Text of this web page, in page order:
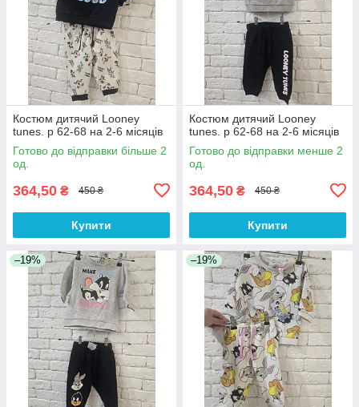
Костюм дитячий Looney
tunes. р 62-68 на 2-6 місяців
Готово до відправки більше 2
од.
364,50 ₴ 450 ₴
Купити
Костюм дитячий Looney
tunes. р 62-68 на 2-6 місяців
Готово до відправки менше 2
од.
364,50 ₴ 450 ₴
Купити
–19% –19%